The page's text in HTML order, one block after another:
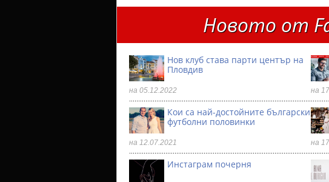
Новото от
Нов клуб става парти център на
Пловдив
на 05.12.2022 на
Кои са най-достойните български
футболни половинки
на 12.07.2021 на
Инстаграм почерня